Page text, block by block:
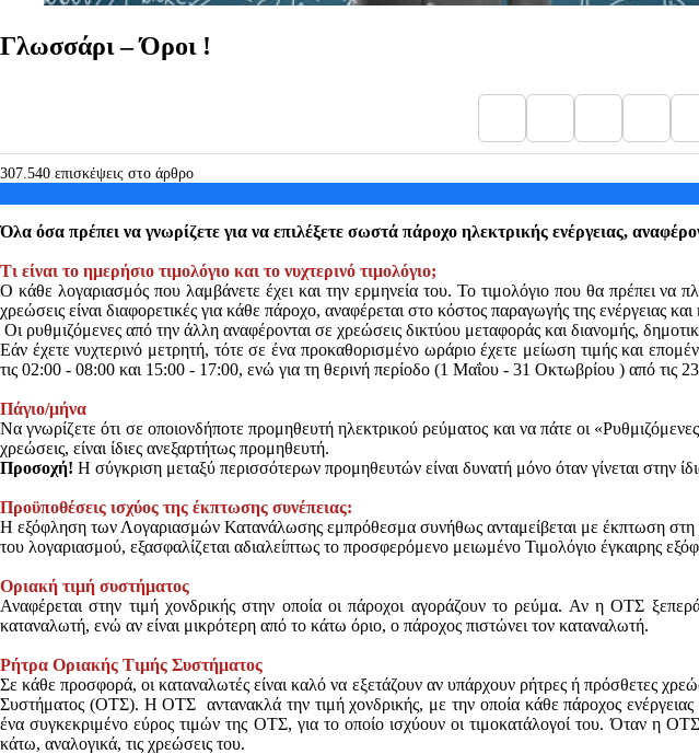
Γλωσσάρι – Όροι !
307.540 επισκέψεις στο άρθρο
Όλα όσα πρέπει να γνωρίζετε για να επιλέξετε σωστά πάροχο ηλεκτρικής ενέργειας,
Τι είναι το ημερήσιο τιμολόγιο και το νυχτερινό τιμολόγιο;
Ο κάθε λογαριασμός που λαμβάνετε έχει και την ερμηνεία του. Το τιμολόγιο που θα πρέπει να
χρεώσεις είναι διαφορετικές για κάθε πάροχο, αναφέρεται στο κόστος παραγωγής της ενέργειας
Οι ρυθμιζόμενες από την άλλη αναφέρονται σε χρεώσεις δικτύου μεταφοράς και διανομής,
Εάν έχετε νυχτερινό μετρητή, τότε σε ένα προκαθορισμένο ωράριο έχετε μείωση τιμής και
τις 02:00 - 08:00 και 15:00 - 17:00, ενώ για τη θερινή περίοδο (1 Μαΐου - 31 Οκτωβρίου ) από τις
Πάγιο/μήνα
Να γνωρίζετε ότι σε οποιονδήποτε προμηθευτή ηλεκτρικού ρεύματος και να πάτε οι
χρεώσεις, είναι ίδιες ανεξαρτήτως προμηθευτή.
Προσοχή! Η σύγκριση μεταξύ περισσότερων προμηθευτών είναι δυνατή μόνο όταν γίνεται στην
Προϋποθέσεις ισχύος της έκπτωσης συνέπειας:
Η εξόφληση των Λογαριασμών Κατανάλωσης εμπρόθεσμα συνήθως ανταμείβεται με έκπτωση στη
του λογαριασμού, εξασφαλίζεται αδιαλείπτως το προσφερόμενο μειωμένο Τιμολόγιο έγκαιρης
Οριακή τιμή συστήματος
Αναφέρεται στην τιμή χονδρικής στην οποία οι πάροχοι αγοράζουν το ρεύμα. Αν η ΟΤΣ
καταναλωτή, ενώ αν είναι μικρότερη από το κάτω όριο, ο πάροχος πιστώνει τον καταναλωτή.
Ρήτρα Οριακής Τιμής Συστήματος​​​​​​​
Σε κάθε προσφορά, οι καταναλωτές είναι καλό να εξετάζουν αν υπάρχουν ρήτρες ή πρόσθετες
Συστήματος (ΟΤΣ). Η ΟΤΣ αντανακλά την τιμή χονδρικής, με την οποία κάθε πάροχος
ένα συγκεκριμένο εύρος τιμών της ΟΤΣ, για το οποίο ισχύουν οι τιμοκατάλογοί του. Όταν η
κάτω, αναλογικά, τις χρεώσεις του.